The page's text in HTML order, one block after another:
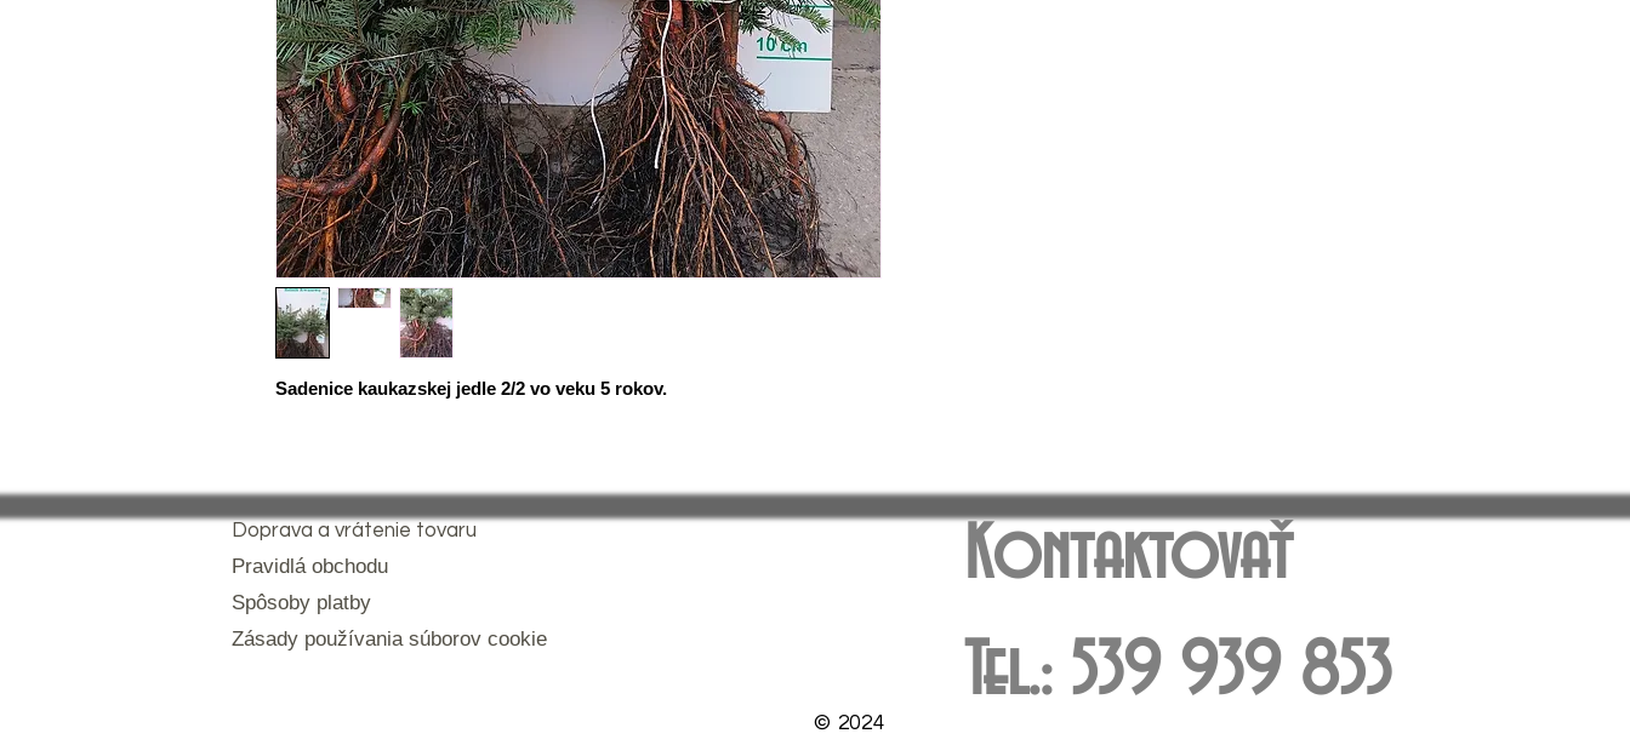
Sadenice kaukazskej jedle 2/2 vo veku 5 rokov.
Doprava a vrátenie tovaru
Pravidlá obchodu
Spôsoby platby
Zásady používania súborov cookie
Kontaktovať
Tel.: 539 939 853
© 2024